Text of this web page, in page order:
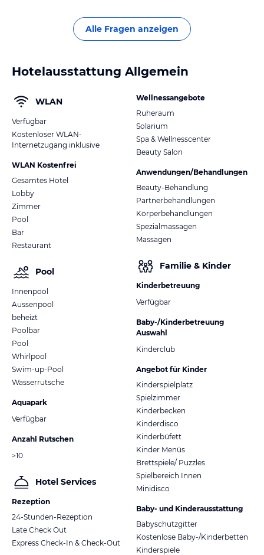
Alle Fragen anzeigen
Hotelausstattung Allgemein
WLAN
Verfügbar
Kostenloser WLAN-
Internetzugang inklusive
WLAN Kostenfrei
Gesamtes Hotel
Lobby
Zimmer
Pool
Bar
Restaurant
Pool
Innenpool
Aussenpool
beheizt
Poolbar
Pool
Whirlpool
Swim-up-Pool
Wasserrutsche
Aquapark
Verfügbar
Anzahl Rutschen
>10
Hotel Services
Rezeption
24-Stunden-Rezeption
Late Check Out
Express Check-In & Check-Out
Wellnessangebote
Ruheraum
Solarium
Spa & Wellnesscenter
Beauty Salon
Anwendungen/Behandlungen
Beauty-Behandlung
Partnerbehandlungen
Körperbehandlungen
Spezialmassagen
Massagen
Familie & Kinder
Kinderbetreuung
Verfügbar
Baby-/Kinderbetreuung
Auswahl
Kinderclub
Angebot für Kinder
Kinderspielplatz
Spielzimmer
Kinderbecken
Kinderdisco
Kinderbüfett
Kinder Menüs
Brettspiele/ Puzzles
Spielbereich Innen
Minidisco
Baby- und Kinderausstattung
Babyschutzgitter
Kostenlose Baby-/Kinderbetten
Kinderspiele